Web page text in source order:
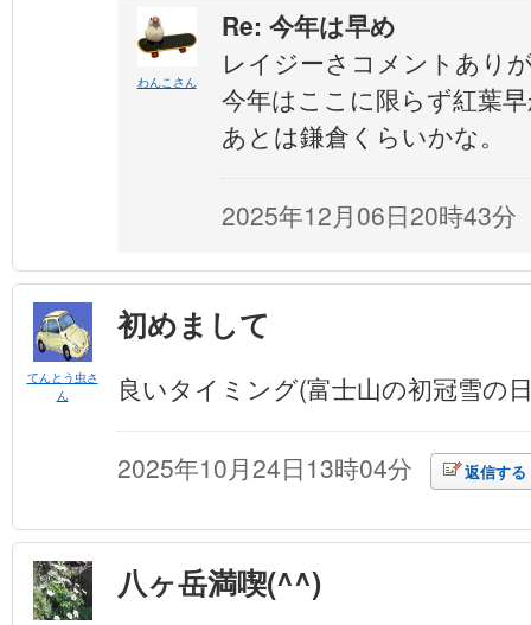
わんこさん
Re: 今年は早め
レイジーさコメントあり
今年はここに限らず紅葉
あとは鎌倉くらいかな。
2025年12月06日20時43分
てんとう虫さ
ん
初めまして
良いタイミング(富士山の初冠雪の
2025年10月24日13時04分 返信する
八ヶ岳満喫(^^)